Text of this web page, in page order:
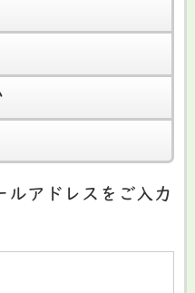
ルアドレスをご入力